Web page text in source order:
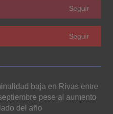
Seguir
Seguir
baja en Rivas entre
pese al aumento
del año